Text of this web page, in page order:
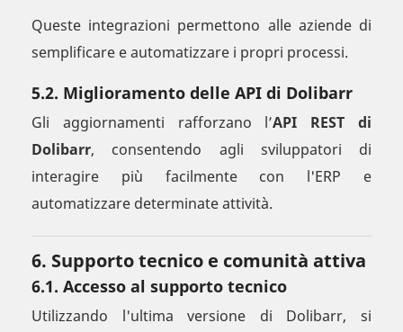
Queste integrazioni permettono alle aziende di
semplificare e automatizzare i propri processi.
5.2. Miglioramento delle API di Dolibarr
Gli aggiornamenti rafforzano l’API REST di
Dolibarr, consentendo agli sviluppatori di
interagire più facilmente con l'ERP e
automatizzare determinate attività.
6. Supporto tecnico e comunità attiva
6.1. Accesso al supporto tecnico
Utilizzando l'ultima versione di Dolibarr, si